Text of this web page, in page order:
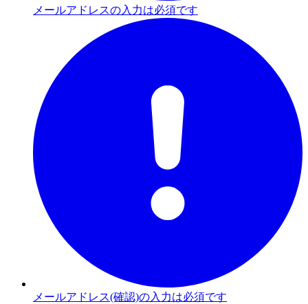
メールアドレスの入力は必須です
メールアドレス(確認)の入力は必須です